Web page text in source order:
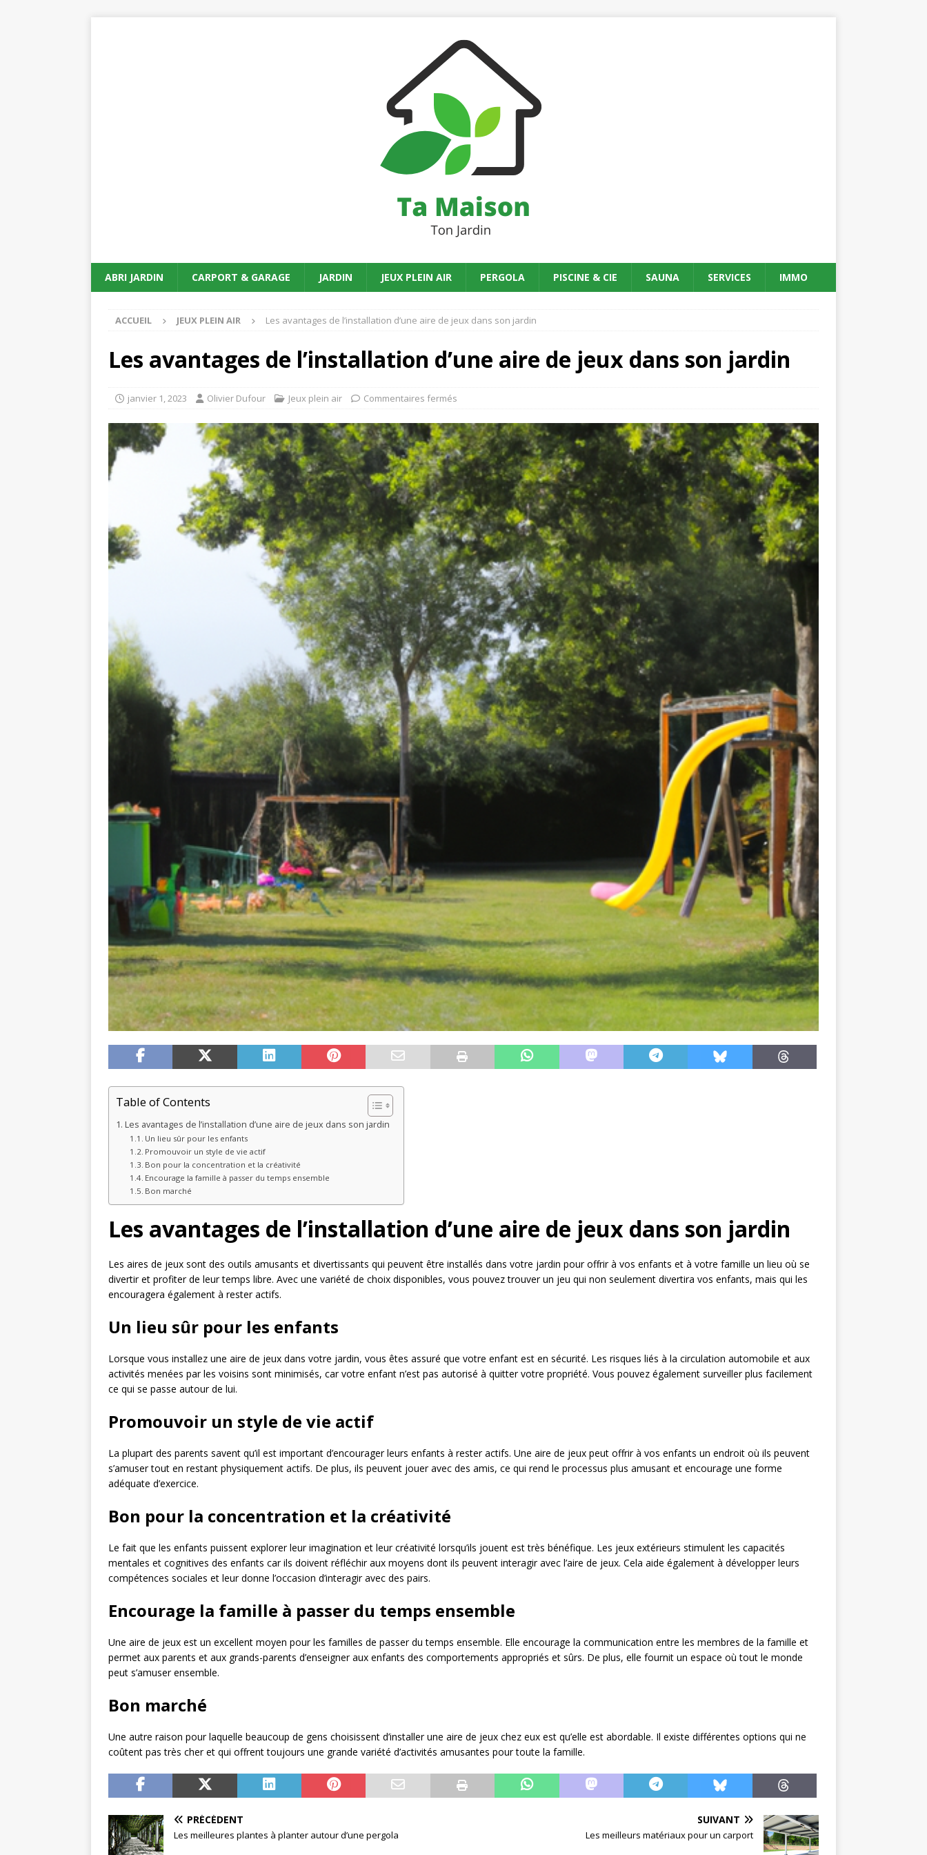
ABRI JARDIN CARPORT & GARAGE JARDIN JEUX PLEIN AIR PERGOLA PISCINE & CIE SAUNA SERVICES IMMO
ACCUEIL JEUX PLEIN AIR Les avantages de l’installation d’une aire de jeux dans son jardin
Les avantages de l’installation d’une aire de jeux dans son jardin
janvier 1, 2023 Olivier Dufour Jeux plein air Commentaires fermés
Table of Contents
Les avantages de l’installation d’une aire de jeux dans son jardin
Un lieu sûr pour les enfants
Promouvoir un style de vie actif
Bon pour la concentration et la créativité
Encourage la famille à passer du temps ensemble
Bon marché
Les avantages de l’installation d’une aire de jeux dans son jardin
Les aires de jeux sont des outils amusants et divertissants qui peuvent être installés dans votre jardin pour offrir à vos enfants et à votre famille un lieu où se
divertir et profiter de leur temps libre. Avec une variété de choix disponibles, vous pouvez trouver un jeu qui non seulement divertira vos enfants, mais qui les
encouragera également à rester actifs.
Un lieu sûr pour les enfants
Lorsque vous installez une aire de jeux dans votre jardin, vous êtes assuré que votre enfant est en sécurité. Les risques liés à la circulation automobile et aux
activités menées par les voisins sont minimisés, car votre enfant n’est pas autorisé à quitter votre propriété. Vous pouvez également surveiller plus facilement
ce qui se passe autour de lui.
Promouvoir un style de vie actif
La plupart des parents savent qu’il est important d’encourager leurs enfants à rester actifs. Une aire de jeux peut offrir à vos enfants un endroit où ils peuvent
s’amuser tout en restant physiquement actifs. De plus, ils peuvent jouer avec des amis, ce qui rend le processus plus amusant et encourage une forme
adéquate d’exercice.
Bon pour la concentration et la créativité
Le fait que les enfants puissent explorer leur imagination et leur créativité lorsqu’ils jouent est très bénéfique. Les jeux extérieurs stimulent les capacités
mentales et cognitives des enfants car ils doivent réfléchir aux moyens dont ils peuvent interagir avec l’aire de jeux. Cela aide également à développer leurs
compétences sociales et leur donne l’occasion d’interagir avec des pairs.
Encourage la famille à passer du temps ensemble
Une aire de jeux est un excellent moyen pour les familles de passer du temps ensemble. Elle encourage la communication entre les membres de la famille et
permet aux parents et aux grands-parents d’enseigner aux enfants des comportements appropriés et sûrs. De plus, elle fournit un espace où tout le monde
peut s’amuser ensemble.
Bon marché
Une autre raison pour laquelle beaucoup de gens choisissent d’installer une aire de jeux chez eux est qu’elle est abordable. Il existe différentes options qui ne
coûtent pas très cher et qui offrent toujours une grande variété d’activités amusantes pour toute la famille.
PRÉCÉDENT
Les meilleures plantes à planter autour d’une pergola
SUIVANT
Les meilleurs matériaux pour un carport